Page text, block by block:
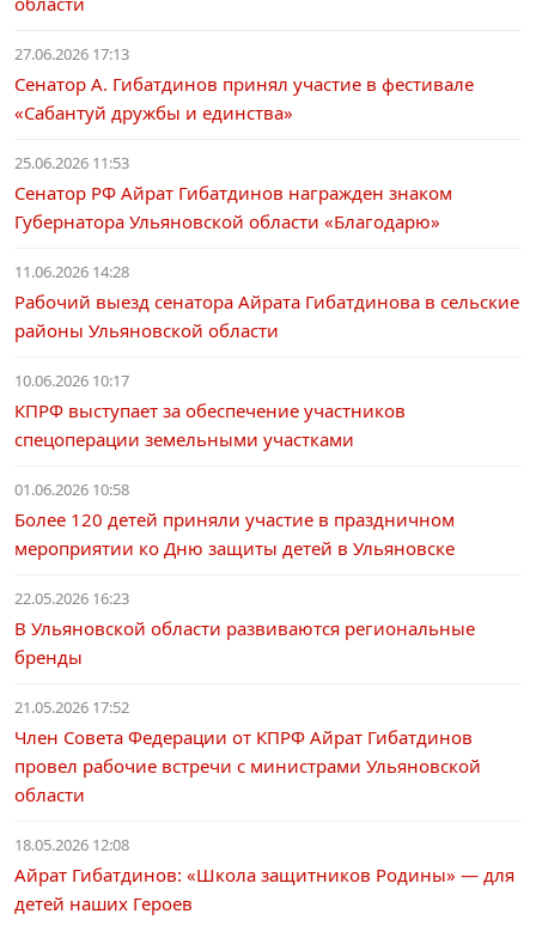
27.06.2026 17:13
Сенатор А. Гибатдинов принял участие в фестивале
«Сабантуй дружбы и единства»
25.06.2026 11:53
Сенатор РФ Айрат Гибатдинов награжден знаком
Губернатора Ульяновской области «Благодарю»
11.06.2026 14:28
Рабочий выезд сенатора Айрата Гибатдинова в сельские
районы Ульяновской области
10.06.2026 10:17
КПРФ выступает за обеспечение участников
спецоперации земельными участками
01.06.2026 10:58
Более 120 детей приняли участие в праздничном
мероприятии ко Дню защиты детей в Ульяновске
22.05.2026 16:23
В Ульяновской области развиваются региональные
бренды
21.05.2026 17:52
Член Совета Федерации от КПРФ Айрат Гибатдинов
провел рабочие встречи с министрами Ульяновской
области
18.05.2026 12:08
Айрат Гибатдинов: «Школа защитников Родины» — для
детей наших Героев